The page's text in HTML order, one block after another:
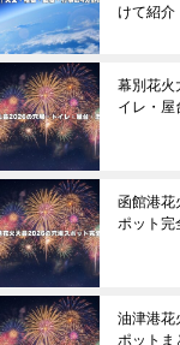
けて紹介
幕別花火
イレ・屋
函館港花
ポット完
油津港花
ポットま